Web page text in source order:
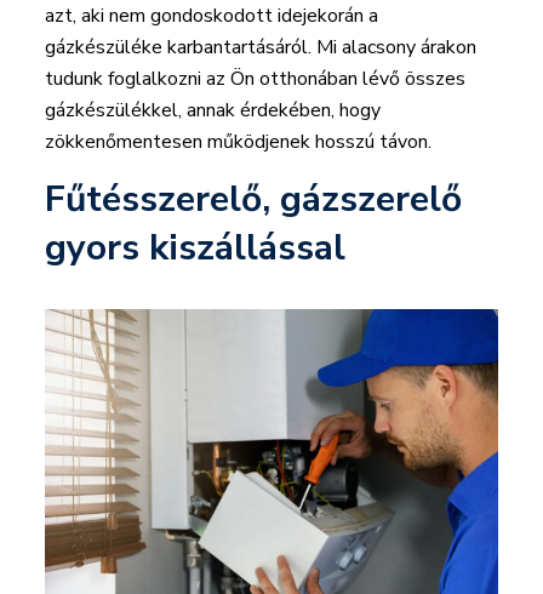
azt, aki nem gondoskodott idejekorán a
gázkészüléke karbantartásáról. Mi alacsony árakon
tudunk foglalkozni az Ön otthonában lévő összes
gázkészülékkel, annak érdekében, hogy
zökkenőmentesen működjenek hosszú távon.
Fűtésszerelő, gázszerelő
gyors kiszállással